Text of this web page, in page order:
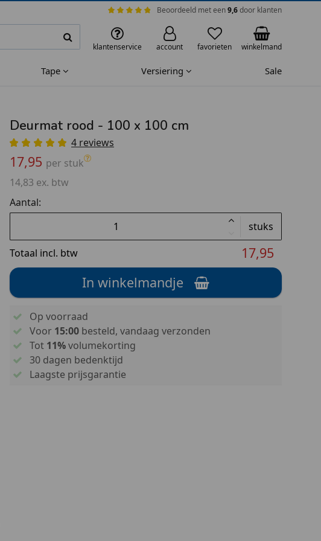
Beoordeeld met een9,6door klanten
klantenservice account favorieten winkelmand
Tape Versiering Sale
Deurmat rood - 100 x 100 cm
4 reviews
17,95 per stuk
14,83 ex. btw
Aantal:
stuks
Totaal incl. btw
17,95
In winkelmandje
Op voorraad
Voor 15:00besteld, vandaag verzonden
Tot 11%volumekorting
30 dagen bedenktijd
Laagste prijsgarantie